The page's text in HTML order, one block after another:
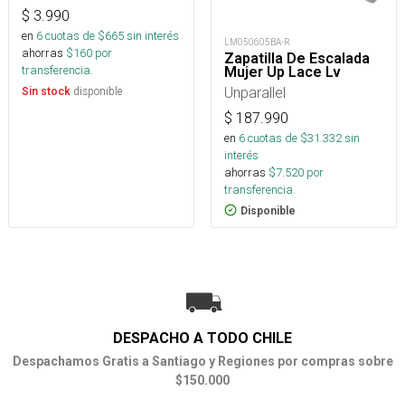
$ 3.990
en 6cuotas de $665sin interés
ahorras $160 por
transferencia.
Sin stock disponible
LM050605BA-R
Zapatilla De Escalada
Mujer Up Lace Lv
Unparallel
$ 187.990
en 6cuotas de $31.332sin
interés
ahorras $7.520 por
transferencia.
Disponible
DESPACHO A TODO CHILE
Despachamos Gratis a Santiago y Regiones por compras sobre
$150.000